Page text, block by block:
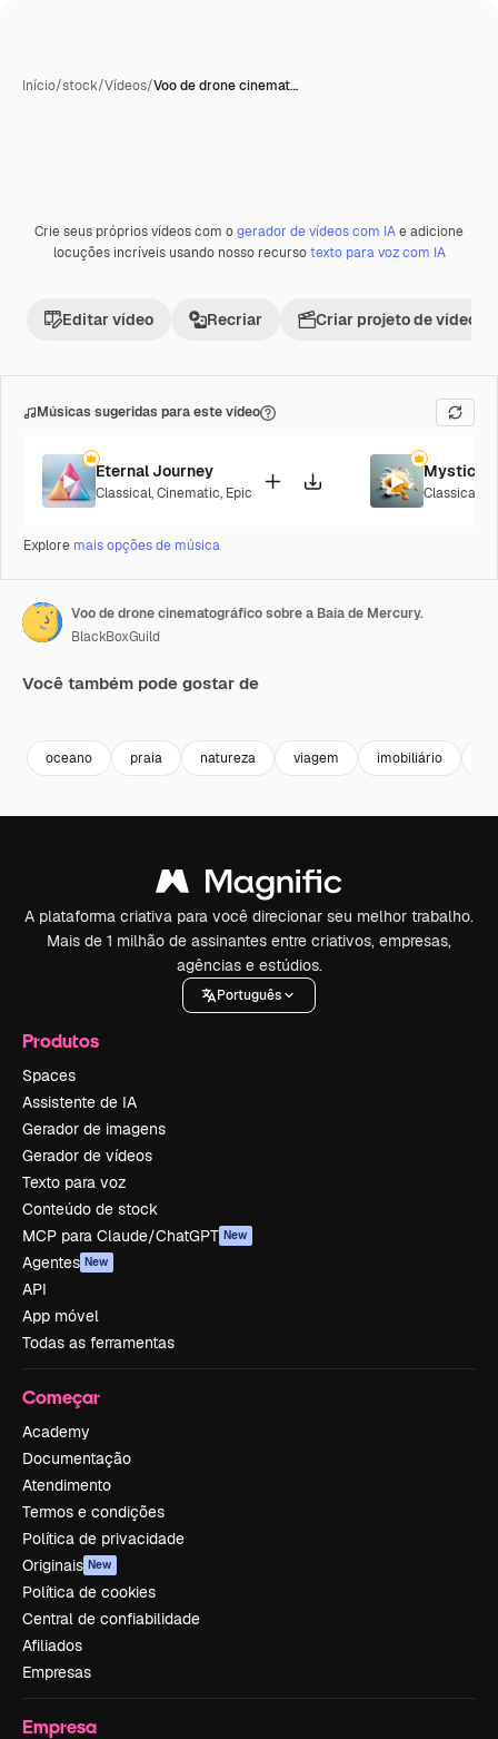
Início/stock/Vídeos/Voo de drone cinemat…
Premium
Crie seus próprios vídeos com ogerador de vídeos com IAe adicione
locuções incríveis usando nosso recursotexto para voz com IA
Editar vídeo Recriar Criar projeto de vídeo
Músicas sugeridas para este vídeo
Eternal Journey
Classical,Cinematic, Epic
Mystic
Classical
Explore mais opções de música
Voo de drone cinematográfico sobre a Baía de Mercury.
BlackBoxGuild
Você também pode gostar de
oceano praia natureza viagem imobiliário
A plataforma criativa para você direcionar seu melhor trabalho.
Mais de 1 milhão de assinantes entre criativos, empresas,
agências e estúdios.
Português
Produtos
Spaces
Assistente de IA
Gerador de imagens
Gerador de vídeos
Texto para voz
Conteúdo de stock
MCP para Claude/ChatGPT New
Agentes New
API
App móvel
Todas as ferramentas
Começar
Academy
Documentação
Atendimento
Termos e condições
Política de privacidade
Originais New
Política de cookies
Central de confiabilidade
Afiliados
Empresas
Empresa